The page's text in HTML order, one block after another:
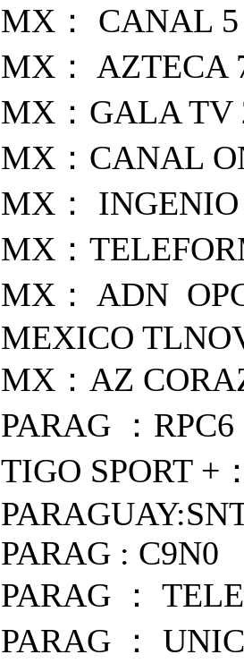
MX： CANAL 5
MX： AZTECA
MX：GALA TV
MX：CANAL
MX：
MX：
MX： ADN
MEXICO
MX：AZ
PARAG ：RPC6
TIGO SPORT +
PARAG : C9N0
PARAG ：
PARAG ：